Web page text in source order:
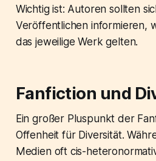
Wichtig ist: Autoren sollten
Veröffentlichen informieren,
das jeweilige Werk gelten.
Fanfiction und
Ein großer Pluspunkt der
Offenheit für Diversität.
Medien oft cis-